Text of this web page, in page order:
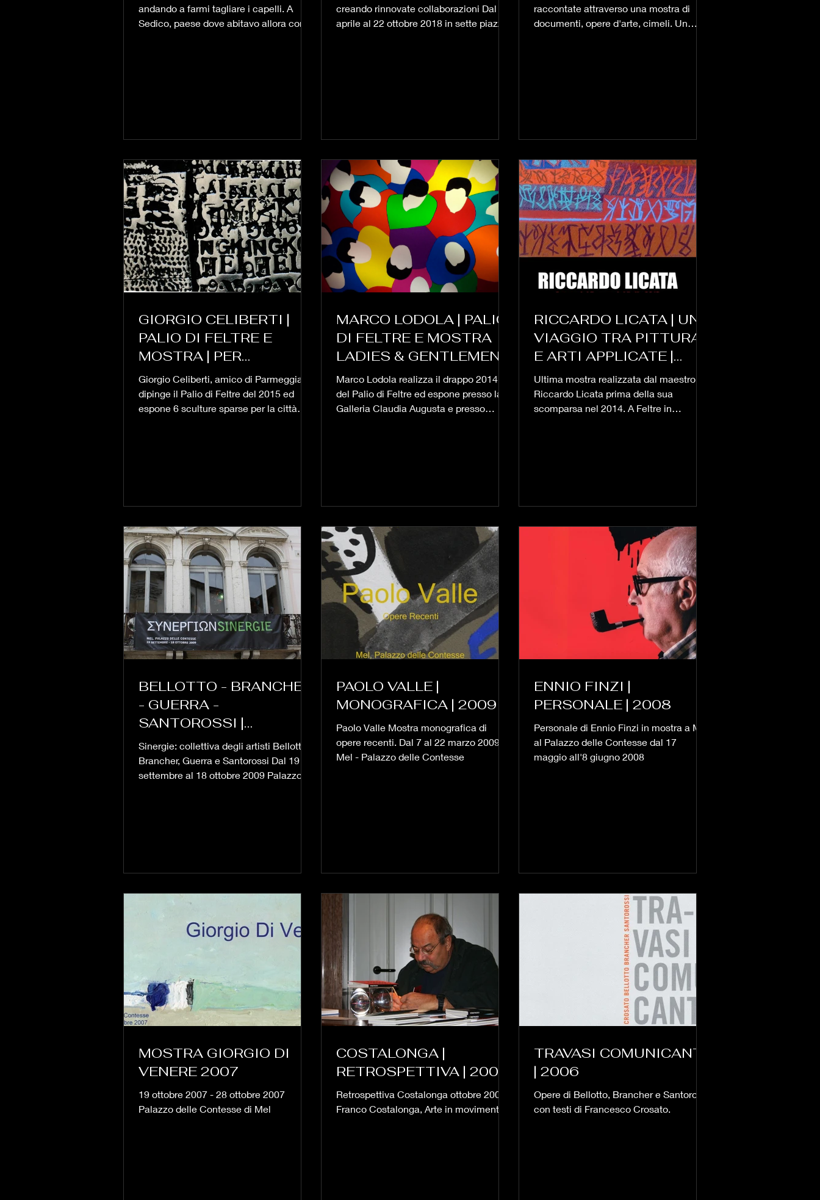
andando a farmi tagliare i capelli. A
Sedico, paese dove abitavo allora con la
creando rinnovate collaborazioni Dal 13
aprile al 22 ottobre 2018 in sette piazze
raccontate attraverso una mostra di
documenti, opere d'arte, cimeli. Un
GIORGIO CELIBERTI |
PALIO DI FELTRE E
MOSTRA | PER
AFFRONTARE IL VUOTO,
PER ACCAREZZARE IL
CIELO | 2015
Giorgio Celiberti, amico di Parmeggiani,
dipinge il Palio di Feltre del 2015 ed
espone 6 sculture sparse per la città
MARCO LODOLA | PALIO
DI FELTRE E MOSTRA
LADIES & GENTLEMEN
2014
Marco Lodola realizza il drappo 2014
del Palio di Feltre ed espone presso la
Galleria Claudia Augusta e presso
RICCARDO LICATA | UN
VIAGGIO TRA PITTURA
E ARTI APPLICATE |
PALIO DI FELTRE | 2013
Ultima mostra realizzata dal maestro
Riccardo Licata prima della sua
scomparsa nel 2014. A Feltre in
BELLOTTO - BRANCHER
- GUERRA -
SANTOROSSI |
SINERGIE | 2009
Sinergie: collettiva degli artisti Bellotto,
Brancher, Guerra e Santorossi Dal 19
settembre al 18 ottobre 2009 Palazzo
PAOLO VALLE |
MONOGRAFICA | 2009
Paolo Valle Mostra monografica di
opere recenti. Dal 7 al 22 marzo 2009
Mel - Palazzo delle Contesse
ENNIO FINZI |
PERSONALE | 2008
Personale di Ennio Finzi in mostra a Mel
al Palazzo delle Contesse dal 17
maggio all'8 giugno 2008
MOSTRA GIORGIO DI
VENERE 2007
19 ottobre 2007 - 28 ottobre 2007
Palazzo delle Contesse di Mel
COSTALONGA |
RETROSPETTIVA | 2006
Retrospettiva Costalonga ottobre 2006
Franco Costalonga, Arte in movimento.
TRAVASI COMUNICANTI
| 2006
Opere di Bellotto, Brancher e Santorossi
con testi di Francesco Crosato.